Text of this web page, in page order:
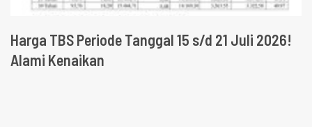
Harga TBS Periode Tanggal 15 s/d 21 Juli 2026!
Alami Kenaikan